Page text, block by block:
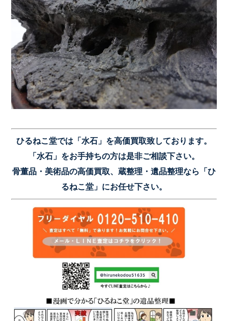
ひるねこ堂では「水石」を高価買取致しております。
「水石」をお手持ちの方は是非ご相談下さい。
骨董品・美術品の高価買取、蔵整理・遺品整理なら「ひ
るねこ堂」にお任せ下さい。